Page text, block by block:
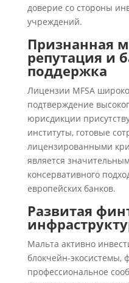
доверие со стороны
учреждений.
Признанная
репутация и
поддержка
Лицензии MFSA
подтверждение
юрисдикции
институты, готовые
лицензированными
является
консервативного
европейских банков.
Развитая
Мальта активно
блокчейн-экосистемы,
профессиональное